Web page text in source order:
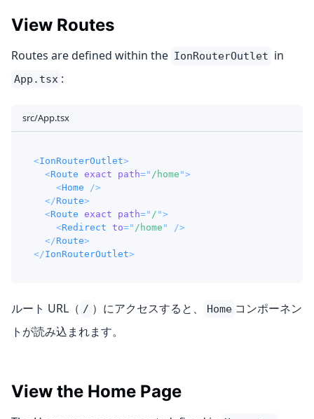
View Routes
Routes are defined within the IonRouterOutlet in
App.tsx :
src/App.tsx
<IonRouterOutlet>
<Route exact path=" /home ">
<Home
/>
</Route>
<Route exact path=" / ">
<Redirect to=" /home "
/>
</Route>
</IonRouterOutlet>
ルート URL（ / ）にアクセスすると、 Home コンポーネン
トが読み込まれます。
View the Home Page